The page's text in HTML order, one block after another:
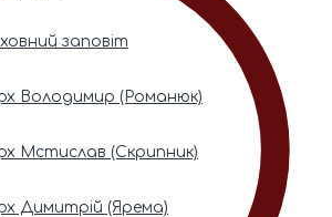
заповіт
Володимир (Романюк)
Мстислав (Скрипник)
Димитрій (Ярема)